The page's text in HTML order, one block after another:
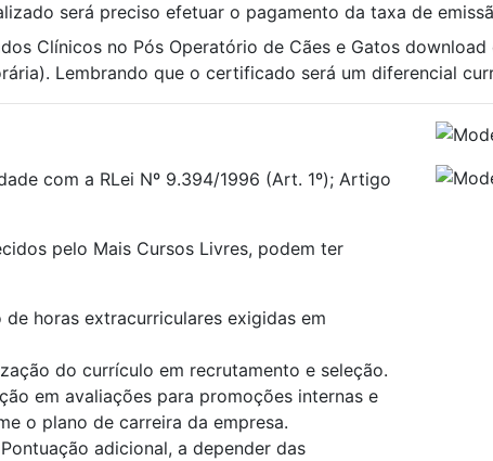
será preciso efetuar o pagamento da taxa de
Clínicos no Pós Operatório de Cães e Gatos
Lembrando que o certificado será um diferencial
com a RLei Nº 9.394/1996 (Art. 1º); Artigo
pelo Mais Cursos Livres, podem ter
de horas extracurriculares exigidas em
do currículo em recrutamento e seleção.
em avaliações para promoções internas e
o plano de carreira da empresa.
adicional, a depender das